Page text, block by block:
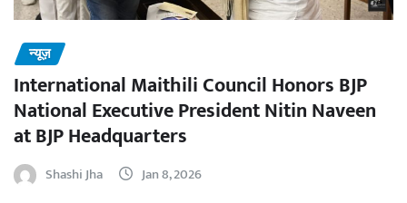
न्यूज़
International Maithili Council Honors BJP
National Executive President Nitin Naveen
at BJP Headquarters
Shashi Jha Jan 8, 2026